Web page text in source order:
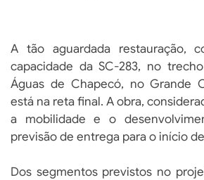
A tão aguardada restauração,
capacidade da SC-283, no
Águas de Chapecó, no Grande
está na reta final. A obra,
a mobilidade e o
previsão de entrega para o início
Dos segmentos previstos no